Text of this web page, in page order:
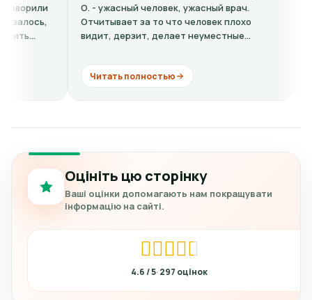
- ужасный человек, ужасный врач.
за то что человек плохо
дерзит, делает неуместные
Читать полностью
сайте висела на
факту на ресепшн
барышня сказала
Оцініть цю сторінку
Ваші оцінки допомагають нам покращувати
інформацію на сайті.
4.6 297